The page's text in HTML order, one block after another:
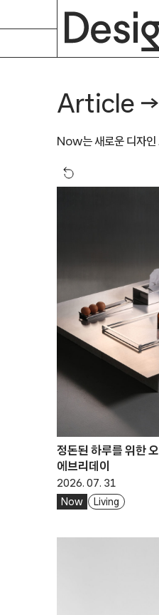
Article →
Now는 새로운 디자인
정돈된 하루를 위한
에브리데이
2026. 07. 31
Now Living